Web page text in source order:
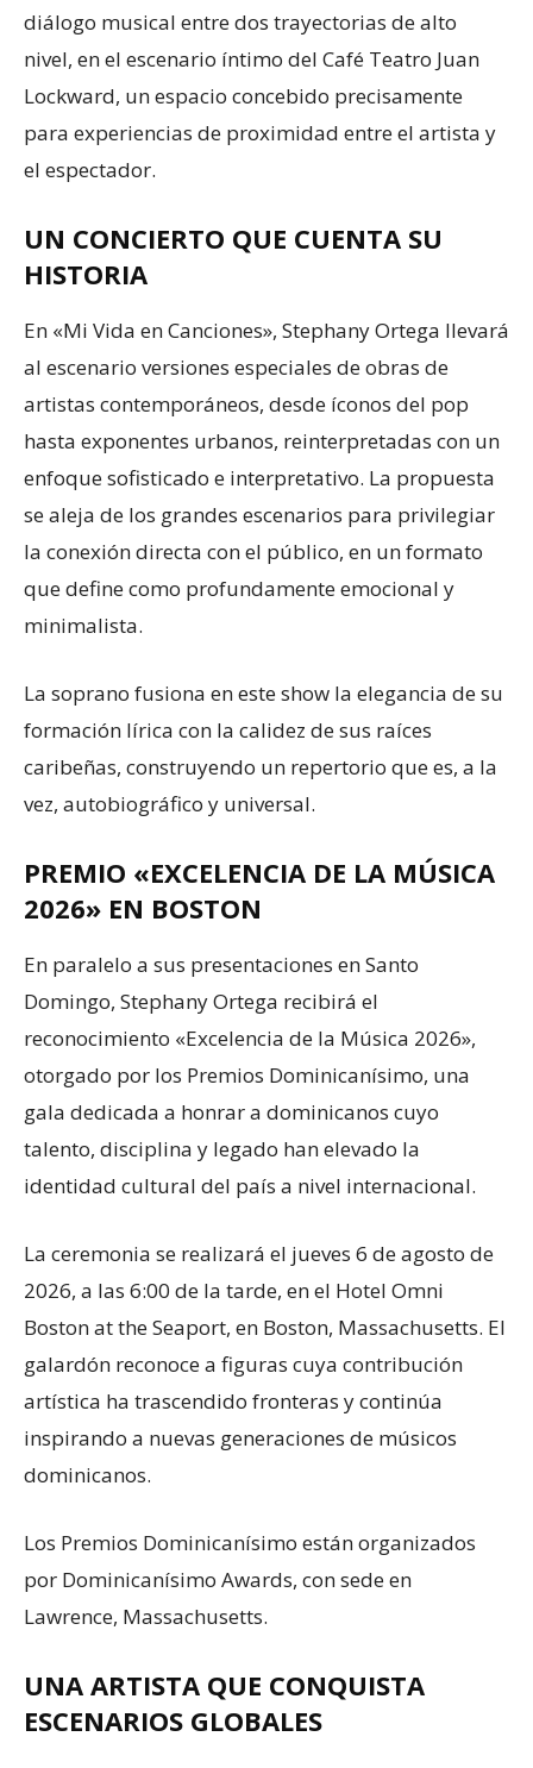
diálogo musical entre dos trayectorias de alto
nivel, en el escenario íntimo del Café Teatro Juan
Lockward, un espacio concebido precisamente
para experiencias de proximidad entre el artista y
el espectador.
UN CONCIERTO QUE CUENTA SU
HISTORIA
En «Mi Vida en Canciones», Stephany Ortega llevará
al escenario versiones especiales de obras de
artistas contemporáneos, desde íconos del pop
hasta exponentes urbanos, reinterpretadas con un
enfoque sofisticado e interpretativo. La propuesta
se aleja de los grandes escenarios para privilegiar
la conexión directa con el público, en un formato
que define como profundamente emocional y
minimalista.
La soprano fusiona en este show la elegancia de su
formación lírica con la calidez de sus raíces
caribeñas, construyendo un repertorio que es, a la
vez, autobiográfico y universal.
PREMIO «EXCELENCIA DE LA MÚSICA
2026» EN BOSTON
En paralelo a sus presentaciones en Santo
Domingo, Stephany Ortega recibirá el
reconocimiento «Excelencia de la Música 2026»,
otorgado por los Premios Dominicanísimo, una
gala dedicada a honrar a dominicanos cuyo
talento, disciplina y legado han elevado la
identidad cultural del país a nivel internacional.
La ceremonia se realizará el jueves 6 de agosto de
2026, a las 6:00 de la tarde, en el Hotel Omni
Boston at the Seaport, en Boston, Massachusetts. El
galardón reconoce a figuras cuya contribución
artística ha trascendido fronteras y continúa
inspirando a nuevas generaciones de músicos
dominicanos.
Los Premios Dominicanísimo están organizados
por Dominicanísimo Awards, con sede en
Lawrence, Massachusetts.
UNA ARTISTA QUE CONQUISTA
ESCENARIOS GLOBALES